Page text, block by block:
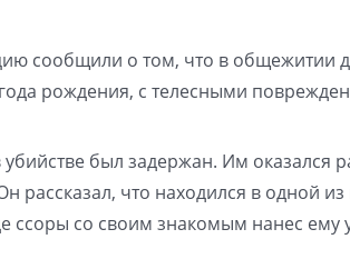
сообщили о том, что в общежитии
рождения, с телесными
был задержан. Им оказался
рассказал, что находился в одной
ссоры со своим знакомым нанес